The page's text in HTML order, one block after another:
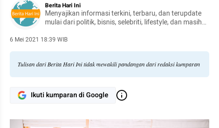
Berita Hari Ini
Menyajikan informasi terkini, terbaru, dan terupdate
mulai dari politik, bisnis, selebriti, lifestyle, dan masih
6 Mei 2021 18:39 WIB
Tulisan dari Berita Hari Ini tidak mewakili pandangan dari redaksi kumparan
Ikuti kumparan di Google